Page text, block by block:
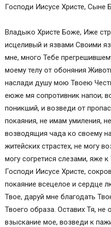
Господи Иисусе Христе, Сыне
Владыко Христе Боже, Иже
исцеливый и язвами Своими
мне, много Тебе
моему телу от обоняния
наслади душу мою Твоею
еюже мя сопротивник напои;
поникший, и возведи от
покаяния, не имам умиления,
возводящия чада ко своему
житейских страстех, не могу
могу согретися слезами, яже
Господи Иисусе Христе,
покаяние всецелое и сердце
Твое, даруй мне благодать
Твоего образа. Оставих Тя, не
взыскание мое, возведи к